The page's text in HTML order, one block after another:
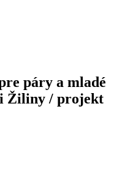
páry a mladé
Žiliny / projekt